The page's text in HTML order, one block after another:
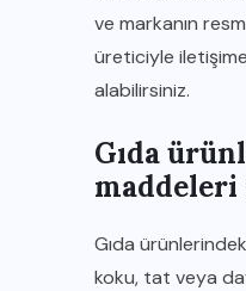
ve markanın
üreticiyle
alabilirsiniz.
Gıda
maddeleri
Gıda
koku, tat veya